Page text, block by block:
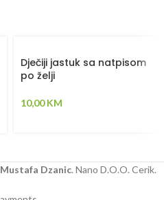
Dječiji jastuk sa natpisom
po želji
10,00KM
Mustafa Dzanic. Nano D.O.O. Cerik.